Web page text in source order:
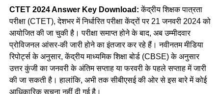
CTET 2024 Answer Key Download:केंद्रीय शिक्षक पात्रता
परीक्षा (CTET), देशभर में निर्धारित परीक्षा केंद्रों पर 21 जनवरी 2024 को
आयोजित की जा चुकी है। परीक्षा समाप्त होने के बाद, अब उम्मीदवार
प्रोविजनल आंसर-की जारी होने का इंतजार कर रहे हैं। नवीनतम मीडिया
रिपोर्ट्स के अनुसार, केंद्रीय माध्यमिक शिक्षा बोर्ड (CBSE) के अनुसार
उत्तर कुंजी का जनवरी के अंतिम सप्ताह या फरवरी के पहले सप्ताह में जारी
की जा सकती है। हालांकि, अभी तक सीबीएसई की ओर से इस बारे में कोई
आधिकारिक सूचना नहीं दी गई है।